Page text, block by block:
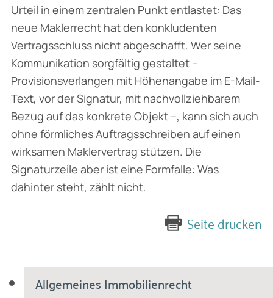
Allgemeines Immobilienrecht
Urteil in einem zentralen Punkt entlastet: Das
neue Maklerrecht hat den konkludenten
Vertragsschluss nicht abgeschafft. Wer seine
Kommunikation sorgfältig gestaltet –
Provisionsverlangen mit Höhenangabe im E-Mail-
Text, vor der Signatur, mit nachvollziehbarem
Bezug auf das konkrete Objekt –, kann sich auch
ohne förmliches Auftragsschreiben auf einen
wirksamen Maklervertrag stützen. Die
Signaturzeile aber ist eine Formfalle: Was
dahinter steht, zählt nicht.
Seite drucken